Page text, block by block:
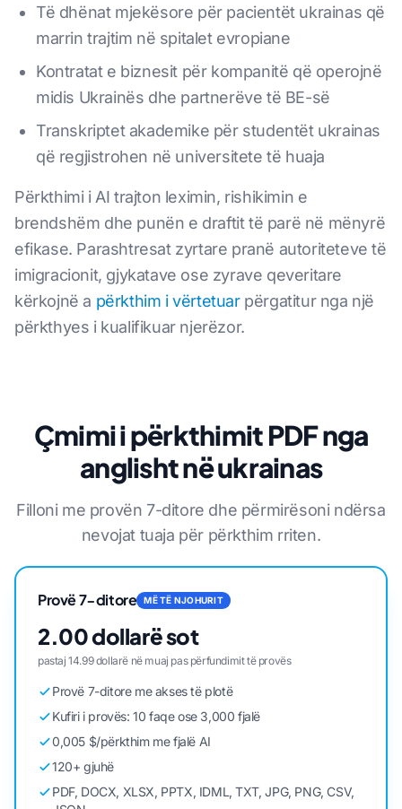
Të dhënat mjekësore për pacientët ukrainas që
marrin trajtim në spitalet evropiane
Kontratat e biznesit për kompanitë që operojnë
midis Ukrainës dhe partnerëve të BE-së
Transkriptet akademike për studentët ukrainas
që regjistrohen në universitete të huaja
Përkthimi i AI trajton leximin, rishikimin e
brendshëm dhe punën e draftit të parë në mënyrë
efikase. Parashtresat zyrtare pranë autoriteteve të
imigracionit, gjykatave ose zyrave qeveritare
kërkojnë a përkthim i vërtetuarpërgatitur nga një
përkthyes i kualifikuar njerëzor.
Çmimi i përkthimit PDF nga
anglisht në ukrainas
Filloni me provën 7-ditore dhe përmirësoni ndërsa
nevojat tuaja për përkthim rriten.
Provë 7-ditore MË TË NJOHURIT
2.00 dollarë sot
pastaj 14.99 dollarë në muaj pas përfundimit të provës
Provë 7-ditore me akses të plotë
Kufiri i provës: 10 faqe ose 3,000 fjalë
0,005 $/përkthim me fjalë AI
120+ gjuhë
PDF, DOCX, XLSX, PPTX, IDML, TXT, JPG, PNG, CSV,